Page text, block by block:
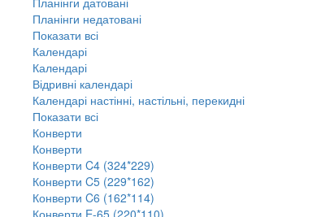
Планінги недатовані
Показати всі
Календарі
Календарі
Відривні календарі
Календарі настінні, настільні, перекидні
Показати всі
Конверти
Конверти
Конверти C4 (324*229)
Конверти C5 (229*162)
Конверти C6 (162*114)